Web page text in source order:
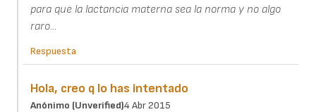
para que la lactancia materna sea la norma y no algo
raro...
Respuesta
Hola, creo q lo has intentado
Anónimo (unverified)4 Abr 2015